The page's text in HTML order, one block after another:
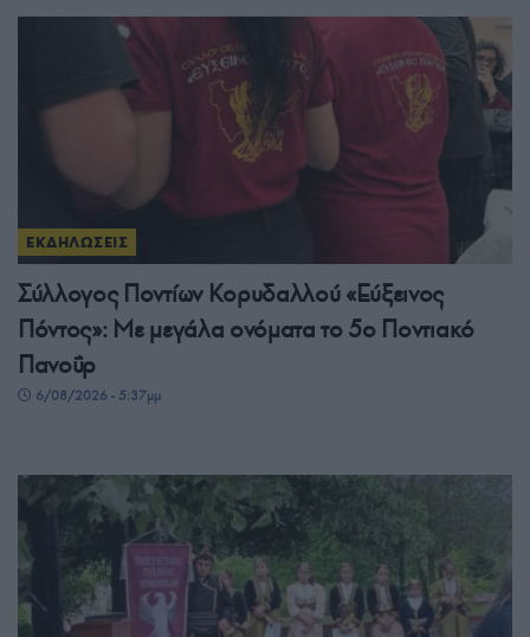
ΕΚΔΗΛΩΣΕΙΣ
Σύλλογος Ποντίων Κορυδαλλού «Εύξεινος
Πόντος»: Με μεγάλα ονόματα το 5ο Ποντιακό
Πανοΰρ
6/08/2026 - 5:37μμ